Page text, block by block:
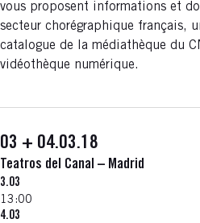
vous proposent informations et
secteur chorégraphique français,
catalogue de la médiathèque du
vidéothèque numérique.
03 + 04.03.18
Teatros del Canal – Madrid
3.03
13:00
4.03